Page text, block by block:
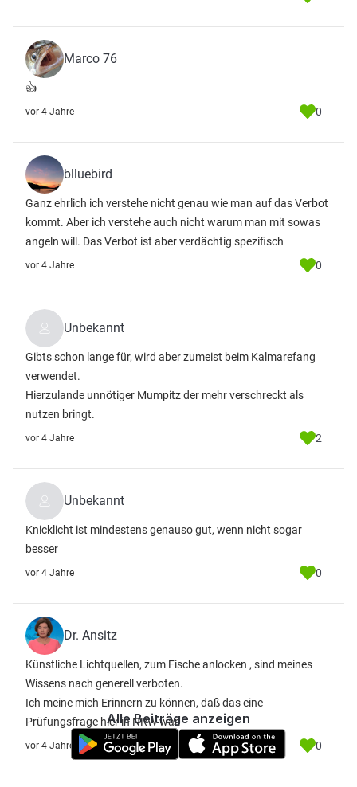
Marco 76
👍
vor 4 Jahre 0
blluebird
Ganz ehrlich ich verstehe nicht genau wie man auf das Verbot
kommt. Aber ich verstehe auch nicht warum man mit sowas
angeln will. Das Verbot ist aber verdächtig spezifisch
vor 4 Jahre 0
Unbekannt
Gibts schon lange für, wird aber zumeist beim Kalmarefang
verwendet.
Hierzulande unnötiger Mumpitz der mehr verschreckt als
nutzen bringt.
vor 4 Jahre 2
Unbekannt
Knicklicht ist mindestens genauso gut, wenn nicht sogar
besser
vor 4 Jahre 0
Dr. Ansitz
Künstliche Lichtquellen, zum Fische anlocken , sind meines
Wissens nach generell verboten.
Ich meine mich Erinnern zu können, daß das eine
Prüfungsfrage hier in NRW war.
vor 4 Jahre 0
Alle Beiträge anzeigen